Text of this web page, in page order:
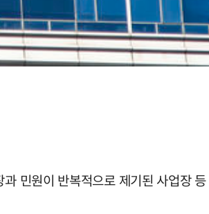
민원이 반복적으로 제기된 사업장